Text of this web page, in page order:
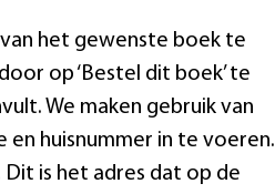
het gewenste boek te
op ‘Bestel dit boek’ te
We maken gebruik van
huisnummer in te voeren.
is het adres dat op de